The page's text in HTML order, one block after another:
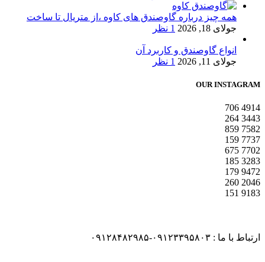
همه چیز درباره گاوصندق های کاوه ،از متریال تا ساخت
جولای 18, 2026
1 نظر
انواع گاوصندق و کاربرد آن
جولای 11, 2026
1 نظر
OUR INSTAGRAM
4914
706
3443
264
7582
859
7737
159
7702
675
3283
185
9472
179
2046
260
9183
151
ارتباط با ما : ۰۹۱۲۳۳۹۵۸۰۳-۰۹۱۲۸۴۸۲۹۸۵